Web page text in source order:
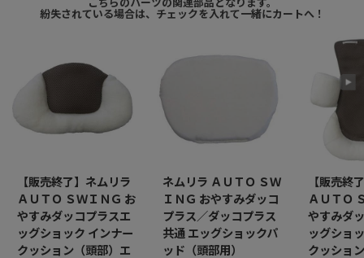
紛失されている場合は、チェックを入れて一緒にカートへ！
【販売終了】ネムリラ
ＡＵＴＯ ＳＷＩＮＧ お
やすみダッコプラスエ
ッグショック インナー
クッション（頭部）エ
ネムリラ ＡＵＴＯ ＳＷ
ＩＮＧ おやすみダッコ
プラス／ダッコプラス
共通 エッグショックパ
ッド（頭部用）
【販売終
ＡＵＴＯ
やすみダ
ッグショ
クッショ